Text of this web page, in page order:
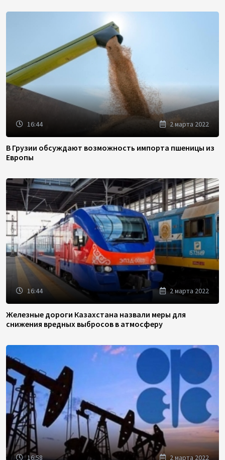
16:44 2 марта 2022
В Грузии обсуждают возможность импорта пшеницы из
Европы
16:44 2 марта 2022
Железные дороги Казахстана назвали меры для
снижения вредных выбросов в атмосферу
16:58 2 марта 2022